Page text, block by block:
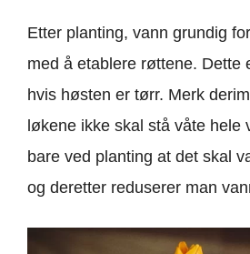
Etter planting, vann grundig
med å etablere røttene. Dette
hvis høsten er tørr. Merk
løkene ikke skal stå våte hele
bare ved planting at det skal
og deretter reduserer man